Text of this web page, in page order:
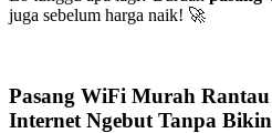
juga sebelum harga naik! 🚀
Pasang WiFi Murah
Internet Ngebut Tanpa